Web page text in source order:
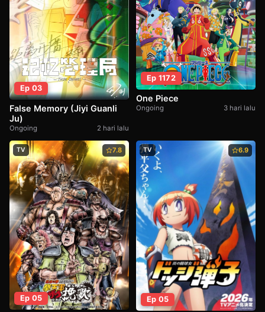
Ep 03
False Memory (Jiyi Guanli
Ju)
Ongoing 2 hari lalu
Ep 1172
One Piece
Ongoing 3 hari lalu
TV 7.8
Ep 05
TV 6.9
Ep 05